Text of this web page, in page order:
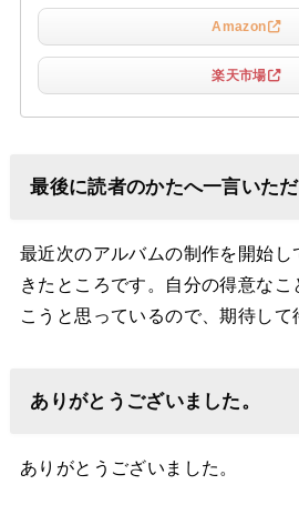
Amazon
楽天市場
最後に読者のかたへ一言いた
最近次のアルバムの制作を開始し
きたところです。自分の得意な
こうと思っているので、期待して
ありがとうございました。
ありがとうございました。